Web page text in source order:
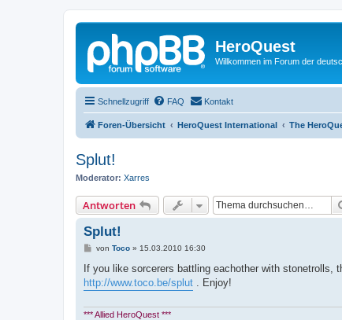
HeroQuest
Willkommen im Forum der
Schnellzugriff FAQ Kontakt
Foren-Übersicht HeroQuest International The
Splut!
Moderator: Xarres
Antworten
Splut!
B
i
t
r
von Toco» 15.03.2010 16:30
If you like sorcerers battling eachother with stonetrolls,
http://www.toco.be/splut . Enjoy!
*** Allied HeroQuest ***